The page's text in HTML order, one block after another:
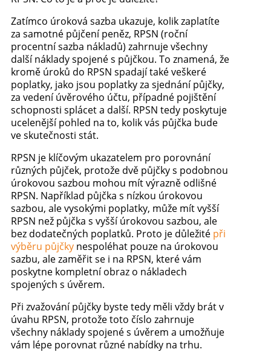
Zatímco úroková sazba ukazuje, kolik zaplatíte
za samotné půjčení peněz, RPSN (roční
procentní sazba nákladů) zahrnuje všechny
další náklady spojené s půjčkou. To znamená, že
kromě úroků do RPSN spadají také veškeré
poplatky, jako jsou poplatky za sjednání půjčky,
za vedení úvěrového účtu, případné pojištění
schopnosti splácet a další. RPSN tedy poskytuje
ucelenější pohled na to, kolik vás půjčka bude
ve skutečnosti stát.
RPSN je klíčovým ukazatelem pro porovnání
různých půjček, protože dvě půjčky s podobnou
úrokovou sazbou mohou mít výrazně odlišné
RPSN. Například půjčka s nízkou úrokovou
sazbou, ale vysokými poplatky, může mít vyšší
RPSN než půjčka s vyšší úrokovou sazbou, ale
bez dodatečných poplatků. Proto je důležité při
výběru půjčkynespoléhat pouze na úrokovou
sazbu, ale zaměřit se i na RPSN, které vám
poskytne kompletní obraz o nákladech
spojených s úvěrem.
Při zvažování půjčky byste tedy měli vždy brát v
úvahu RPSN, protože toto číslo zahrnuje
všechny náklady spojené s úvěrem a umožňuje
vám lépe porovnat různé nabídky na trhu.